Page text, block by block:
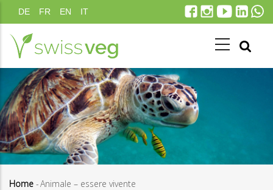
Salta
al
contenuto
principale
DE FR EN IT
Home -Animale – essere vivente